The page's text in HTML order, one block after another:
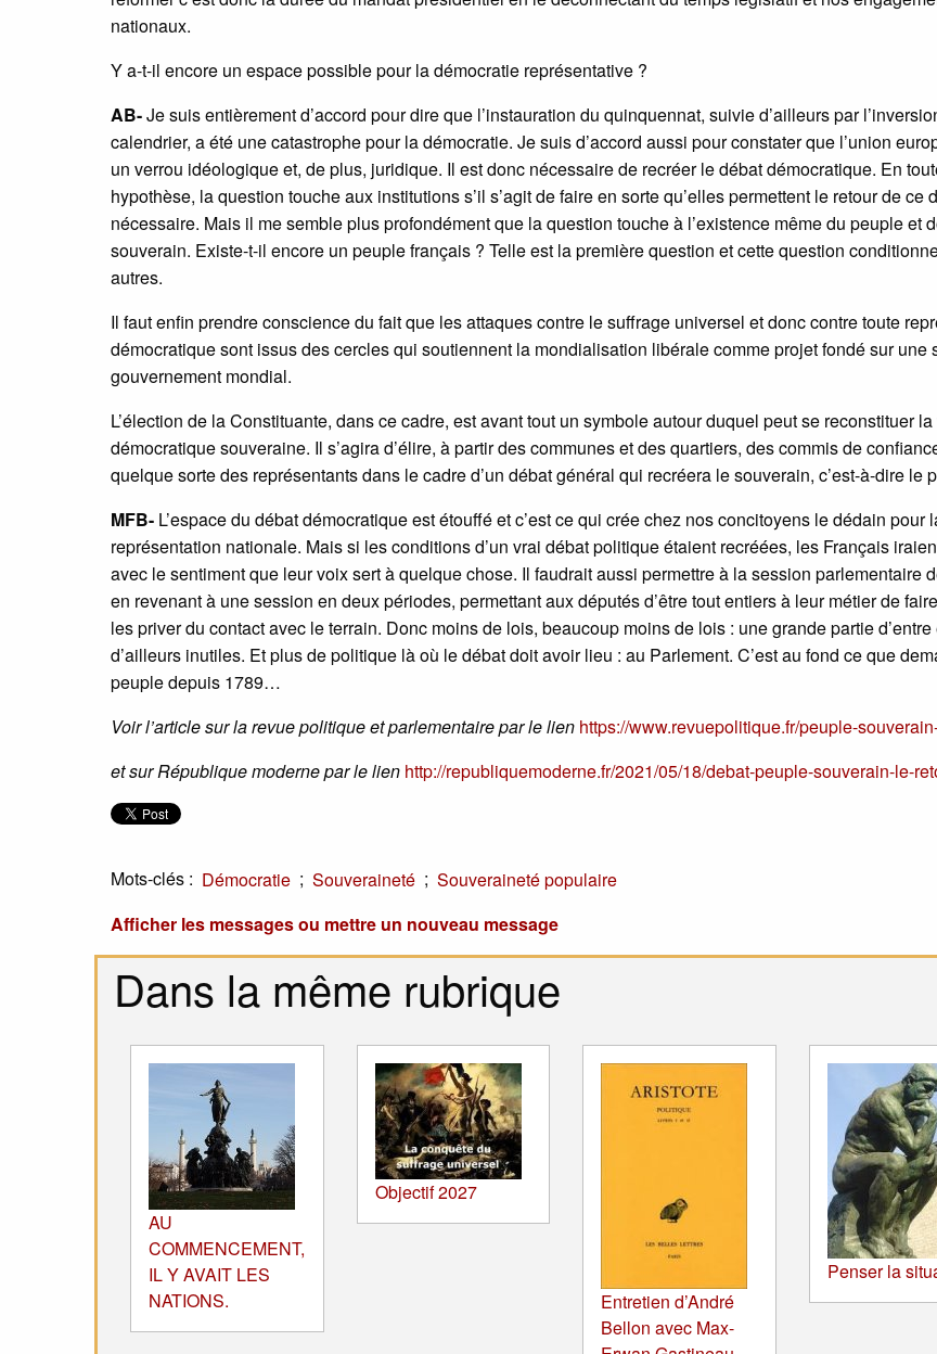
nationaux.
Y a-t-il encore un espace possible pour la démocratie représentative ?
AB-Je suis entièrement d’accord pour dire que l’instauration du quinquennat, suivie d’ailleurs par
calendrier, a été une catastrophe pour la démocratie. Je suis d’accord aussi pour constater que l’union
un verrou idéologique et, de plus, juridique. Il est donc nécessaire de recréer le débat démocratique. En
hypothèse, la question touche aux institutions s’il s’agit de faire en sorte qu’elles permettent le retour de ce
nécessaire. Mais il me semble plus profondément que la question touche à l’existence même du peuple et
souverain. Existe-t-il encore un peuple français ? Telle est la première question et cette question
autres.
Il faut enfin prendre conscience du fait que les attaques contre le suffrage universel et donc contre toute
démocratique sont issus des cercles qui soutiennent la mondialisation libérale comme projet fondé sur une
gouvernement mondial.
L’élection de la Constituante, dans ce cadre, est avant tout un symbole autour duquel peut se reconstituer
démocratique souveraine. Il s’agira d’élire, à partir des communes et des quartiers, des commis de
quelque sorte des représentants dans le cadre d’un débat général qui recréera le souverain, c’est-à-dire le
MFB- L’espace du débat démocratique est étouffé et c’est ce qui crée chez nos concitoyens le dédain pour
représentation nationale. Mais si les conditions d’un vrai débat politique étaient recréées, les Français
avec le sentiment que leur voix sert à quelque chose. Il faudrait aussi permettre à la session parlementaire
en revenant à une session en deux périodes, permettant aux députés d’être tout entiers à leur métier de
les priver du contact avec le terrain. Donc moins de lois, beaucoup moins de lois : une grande partie
d’ailleurs inutiles. Et plus de politique là où le débat doit avoir lieu : au Parlement. C’est au fond ce que
peuple depuis 1789…
Voir l’article sur la revue politique et parlementaire par le lien https://www.revuepolitique.fr/peuple-
et sur République moderne par le lien http://republiquemoderne.fr/2021/05/18/debat-peuple-souverain-le-
Mots-clés : Démocratie ; Souveraineté ; Souveraineté populaire
Afficher les messages ou mettre un nouveau message
Dans la même rubrique
AU
COMMENCEMENT,
IL Y AVAIT LES
NATIONS.
Objectif 2027
Entretien d’André
Bellon avec Max-
Penser la